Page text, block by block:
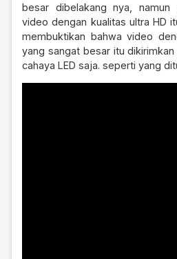
besar dibelakang nya, namun
video dengan kualitas ultra HD
membuktikan bahwa video
yang sangat besar itu
cahaya LED saja. seperti yang